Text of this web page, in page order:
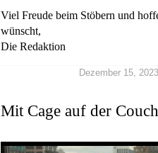
Viel Freude beim Stöbern und
wünscht,
Die Redaktion
Dezember 15,
Mit Cage auf der Couch